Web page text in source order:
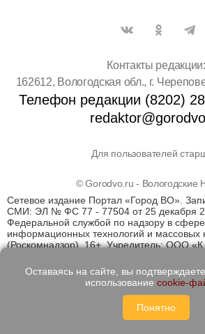
Контакты редакции:
162612, Вологодская обл., г.
Телефон редакции (8202)
Для пользователей
© Gorodvo.ru - Вологодские
Сетевое издание Портал «Город ВО».
СМИ: ЭЛ № ФС 77 - 77504 от 25 декабря
Федеральной службой по надзору в сфере
информационных технологий и массовых
(Роскомнадзор). 16+. Учредитель: ООО
применяются рекомендательные
технологии предоставления информации
систематизации и анализа сведений,
предпочтениям пользователей сети
на территории Российской Федерации)
Оставаясь на сайте, вы
использование cookie-
Понятно